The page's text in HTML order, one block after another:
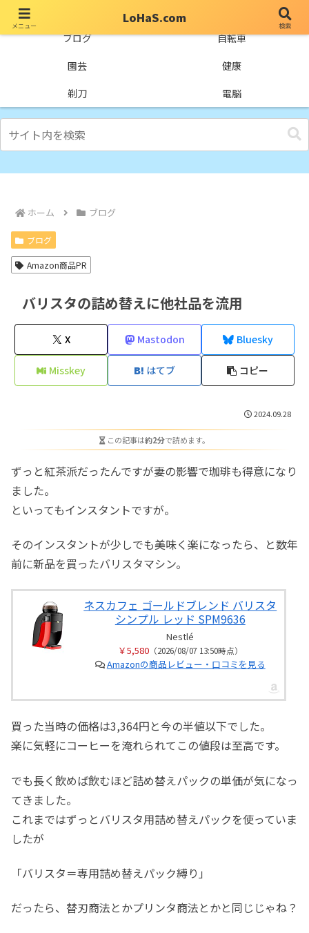
ブログ
自転車
園芸
健康
剃刀
電脳
ホーム ブログ
ブログ
Amazon商品PR
バリスタの詰め替えに他社品を流用
X Mastodon Bluesky
Misskey はてブ コピー
2024.09.28
この記事は約2分で読めます。
ずっと紅茶派だったんですが妻の影響で珈琲も得意になり
ました。
といってもインスタントですが。
そのインスタントが少しでも美味く楽になったら、と数年
前に新品を買ったバリスタマシン。
ネスカフェ ゴールドブレンド バリスタ
シンプル レッド SPM9636
Nestlé
￥5,580（2026/08/07 13:50時点）
Amazonの商品レビュー・口コミを見る
買った当時の価格は3,364円と今の半値以下でした。
楽に気軽にコーヒーを淹れられてこの値段は至高です。
でも長く飲めば飲むほど詰め替えパックの単価が気になっ
てきました。
これまではずっとバリスタ用詰め替えパックを使っていま
したが
「バリスタ＝専用詰め替えパック縛り」
だったら、替刃商法とかプリンタ商法とかと同じじゃね？
メニュー
LoHaS.com
検索